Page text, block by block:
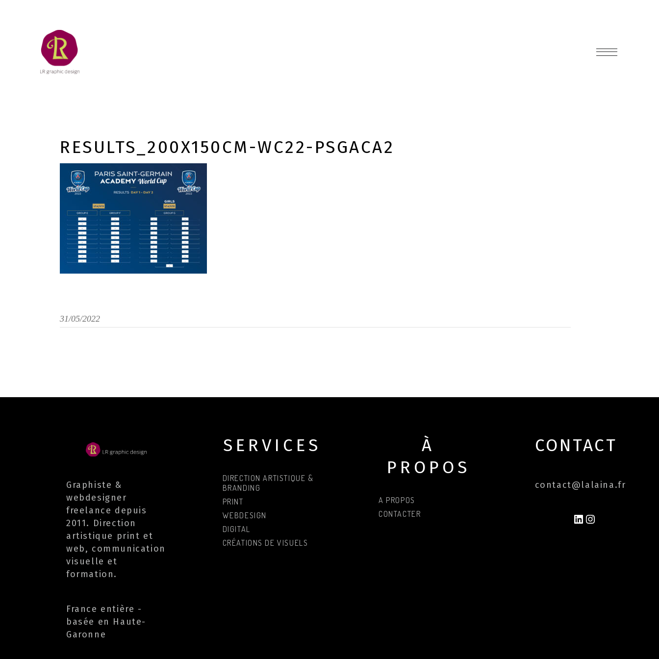
RESULTS_200X150CM-WC22-PSGACA2
31/05/2022
Graphiste &
webdesigner
freelance depuis
2011. Direction
artistique print et
web, communication
visuelle et
formation.
France entière -
basée en Haute-
Garonne
SERVICES
DIRECTION ARTISTIQUE &
BRANDING
PRINT
WEBDESIGN
DIGITAL
CRÉATIONS DE VISUELS
À
PROPOS
A PROPOS
CONTACTER
CONTACT
contact@lalaina.fr
LINKEDIN
INSTAGRAM